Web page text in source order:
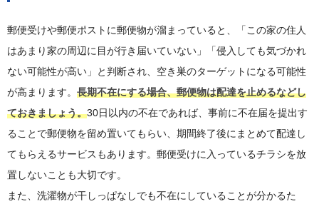
郵便受けや郵便ポストに郵便物が溜まっていると、「この家の住人
はあまり家の周辺に目が行き届いていない」「侵入しても気づかれ
ない可能性が高い」と判断され、空き巣のターゲットになる可能性
が高まります。 長期不在にする場合、郵便物は配達を止めるなどし
ておきましょう。30日以内の不在であれば、事前に不在届を提出す
ることで郵便物を留め置いてもらい、期間終了後にまとめて配達し
てもらえるサービスもあります。郵便受けに入っているチラシを放
置しないことも大切です。
また、洗濯物が干しっぱなしでも不在にしていることが分かるた